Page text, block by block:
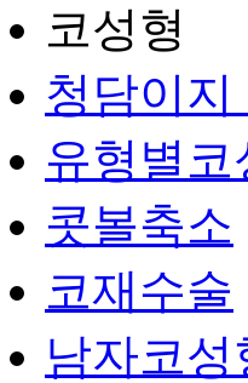
코성형
청담이지
유형별코
콧볼축소
코재수술
남자코성